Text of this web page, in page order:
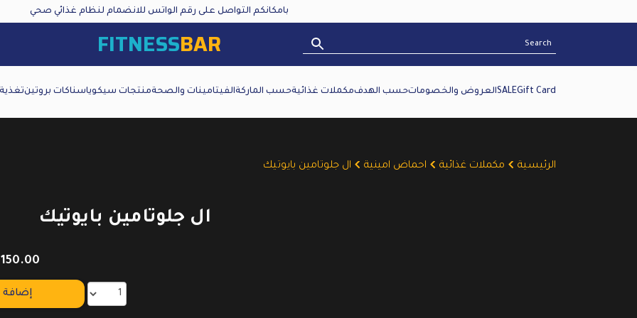
بامكانكم التواصل على رقم الواتس للانضمام لنظام غذائي صحي
FITNESSBAR
Gift Card
SALEالعروض والخصوماتحسب الهدفمكملات غذائيةحسب الماركةالفيتامينات والصحةمنتجات سيكوياسناكات بروتين
الرئيسية مكملات غذائية احماض امينية ال جلوتامين بايوتيك
ال جلوتامين بايوتيك
150.00
إضافة